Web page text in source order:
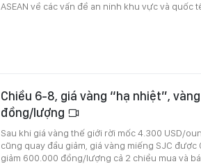
ASEAN về các vấn đề an ninh khu vực và quốc
Chiều 6-8, giá vàng “hạ nhiệt”,
đồng/lượng
Sau khi giá vàng thế giới rời mốc 4.300 USD/
cũng quay đầu giảm, giá vàng miếng SJC được
giảm 600.000 đồng/lượng cả 2 chiều mua và